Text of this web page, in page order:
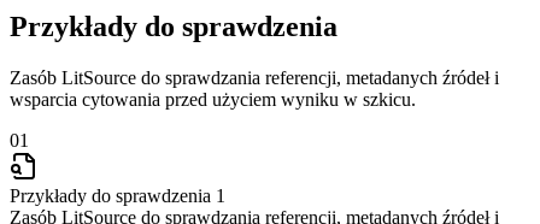
Przykłady do sprawdzenia
Zasób LitSource do sprawdzania referencji, metadanych źródeł i
wsparcia cytowania przed użyciem wyniku w szkicu.
01
Przykłady do sprawdzenia 1
Zasób LitSource do sprawdzania referencji, metadanych źródeł i